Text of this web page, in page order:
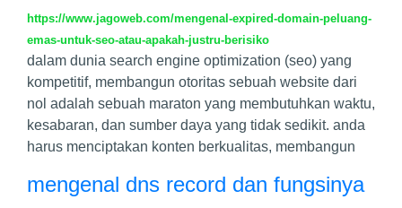
https://www.jagoweb.com/mengenal-expired-domain-peluang-
emas-untuk-seo-atau-apakah-justru-berisiko
dalam dunia search engine optimization (seo) yang
kompetitif, membangun otoritas sebuah website dari
nol adalah sebuah maraton yang membutuhkan waktu,
kesabaran, dan sumber daya yang tidak sedikit. anda
harus menciptakan konten berkualitas, membangun
mengenal dns record dan fungsinya